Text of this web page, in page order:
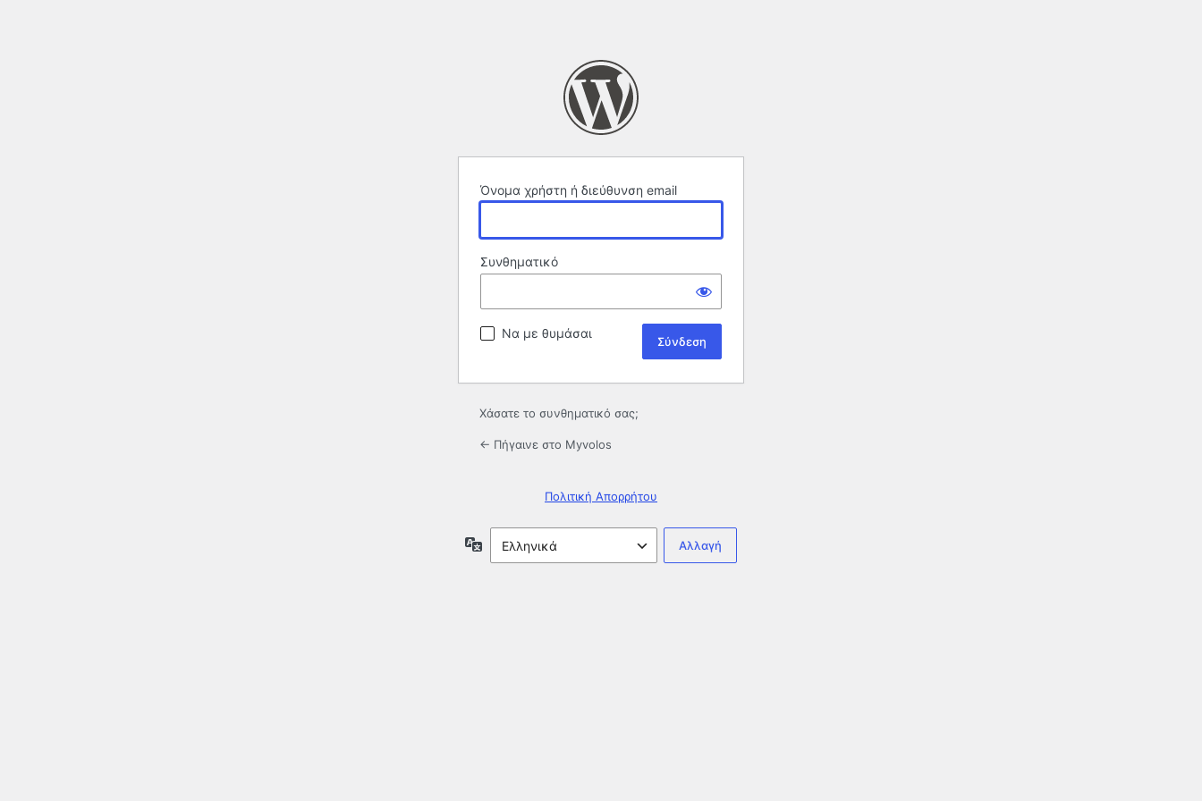
Όνομα χρήστη ή διεύθυνση email
Συνθηματικό
Να με θυμάσαι
Χάσατε το συνθηματικό σας;
← Πήγαινε στο Myvolos
Πολιτική Απορρήτου
Γλώσσα